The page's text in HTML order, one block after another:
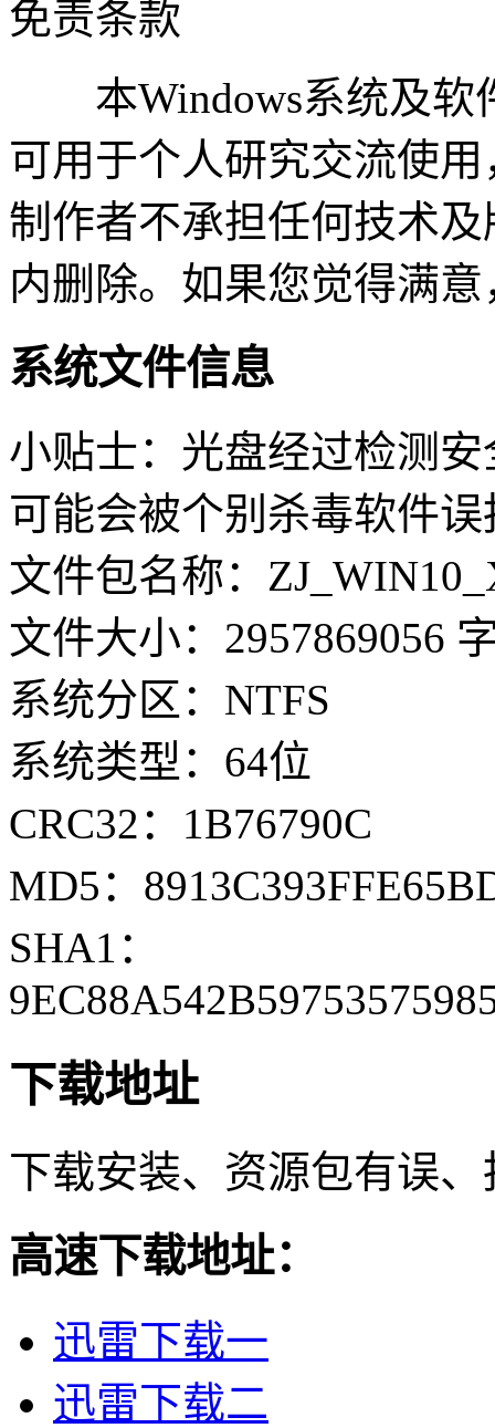
免责条款
本Windows系统及软
可用于个人研究交流使
制作者不承担任何技术
内删除。如果您觉得满
系统文件信息
小贴士：光盘经过检测
可能会被个别杀毒软件
文件包名称：
文件大小：2957869056
系统分区：NTFS
系统类型：64位
CRC32：1B76790C
MD5：
SHA1：
下载地址
下载安装、资源包有误
高速下载地址：
迅雷下载一
迅雷下载二